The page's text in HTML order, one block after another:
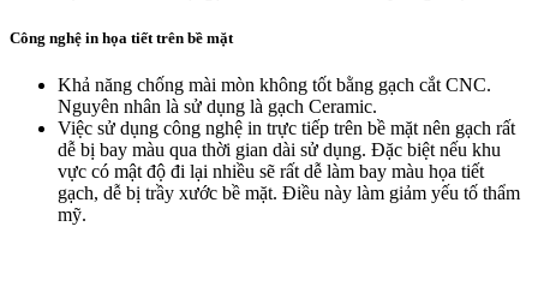
Công nghệ in họa tiết trên bề mặt
Khả năng chống mài mòn không tốt bằng gạch cắt CNC.
Nguyên nhân là sử dụng là gạch Ceramic.
Việc sử dụng công nghệ in trực tiếp trên bề mặt nên gạch rất
dễ bị bay màu qua thời gian dài sử dụng. Đặc biệt nếu khu
vực có mật độ đi lại nhiều sẽ rất dễ làm bay màu họa tiết
gạch, dễ bị trầy xước bề mặt. Điều này làm giảm yếu tố thẩm
mỹ.